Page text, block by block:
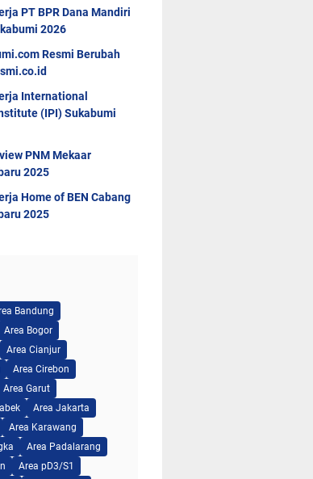
PT BPR Dana Mandiri
2026
Resmi Berubah
International
(IPI) Sukabumi
PNM Mekaar
2025
Home of BEN Cabang
2025
Bandung
Area Bogor
Area Cianjur
Area Cirebon
Area Garut
Area Jakarta
Area Karawang
Area Padalarang
Area pD3/S1